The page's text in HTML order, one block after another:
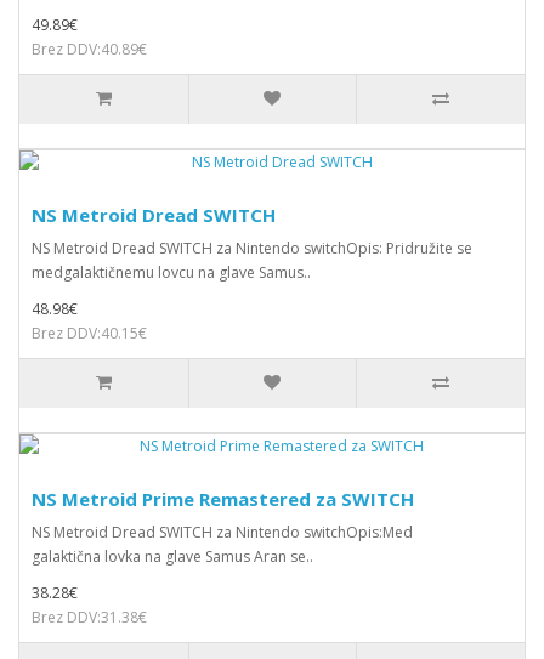
49.89€
Brez DDV:40.89€
NS Metroid Dread SWITCH
NS Metroid Dread SWITCH za Nintendo switchOpis: Pridružite se
medgalaktičnemu lovcu na glave Samus..
48.98€
Brez DDV:40.15€
NS Metroid Prime Remastered za SWITCH
NS Metroid Dread SWITCH za Nintendo switchOpis:Med
galaktična lovka na glave Samus Aran se..
38.28€
Brez DDV:31.38€